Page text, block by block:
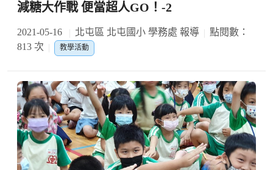
減糖大作戰 便當超人GO！-2
2021-05-16 北屯區 北屯國小 學務處 報導
點閱數：
813 次
教學活動